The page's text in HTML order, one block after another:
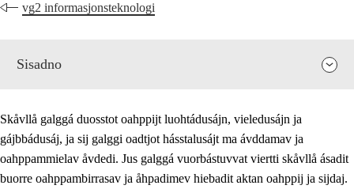
vg2 informasjonsteknologi
Sisadno
Skåvllå galggá duosstot oahppijt luohtádusájn, vieledusájn ja
gájbbádusáj, ja sij galggi oadtjot hásstalusájt ma ávddamav ja
oahppammielav åvdedi. Jus galggá vuorbástuvvat viertti skåvllå ásadit
buorre oahppambirrasav ja åhpadimev hiebadit aktan oahppij ja sijdaj.